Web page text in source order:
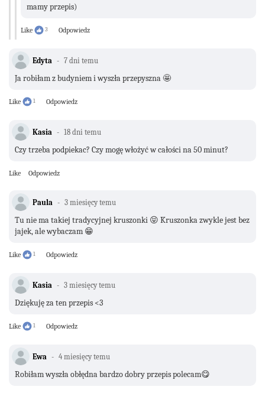
mamy przepis)
Like 3 Odpowiedz
Edyta 7 dni temu
Ja robiłam z budyniem i wyszła przepyszna 🤩
Like 1 Odpowiedz
Kasia 18 dni temu
Czy trzeba podpiekac? Czy mogę włożyć w całości na 50 minut?
Like Odpowiedz
Paula 3 miesięcy temu
Tu nie ma takiej tradycyjnej kruszonki 😝 Kruszonka zwykle jest bez
jajek, ale wybaczam 😁
Like 1 Odpowiedz
Kasia 3 miesięcy temu
Dziękuję za ten przepis <3
Like 1 Odpowiedz
Ewa 4 miesięcy temu
Robiłam wyszła obłędna bardzo dobry przepis polecam😋